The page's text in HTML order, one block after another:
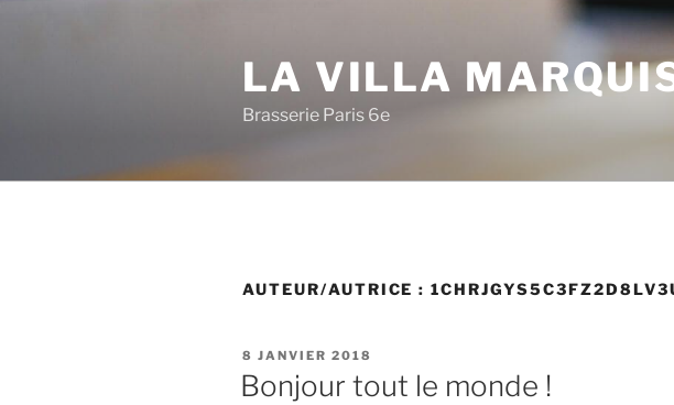
LA VILLA
Brasserie Paris 6e
AUTEUR/AUTRICE :
PUBLIÉ
LE
8 JANVIER 2018
Bonjour tout le monde !